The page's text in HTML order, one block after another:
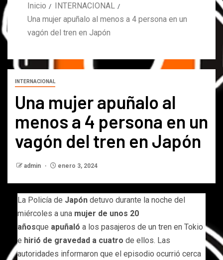
Inicio
INTERNACIONAL
Una mujer apuñalo al menos a 4 persona en un
vagón del tren en Japón
INTERNACIONAL
Una mujer apuñalo al
menos a 4 persona en un
vagón del tren en Japón
admin enero 3, 2024
La Policía de Japón detuvo durante la noche del
miércoles a una mujer de unos 20
añosque apuñaló a los pasajeros de un tren en Tokio
e hirió de gravedad a cuatro de ellos. Las
autoridades informaron que el episodio ocurrió cerca